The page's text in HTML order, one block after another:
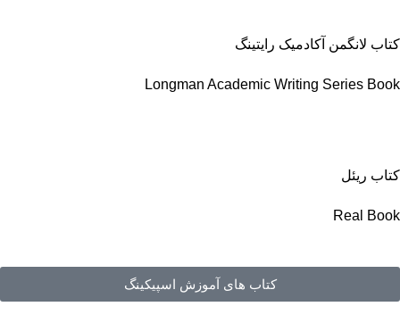
کتاب لانگمن آکادمیک رایتینگ
Longman Academic Writing Series Book
کتاب ریئل
Real Book
کتاب های آموزش اسپیکینگ